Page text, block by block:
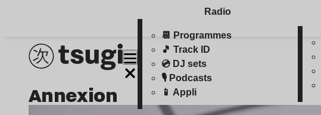
Radio
📆 Programmes
🎵 Track ID
💿 DJ sets
🎙️ Podcasts
📱 Appli
Annexion